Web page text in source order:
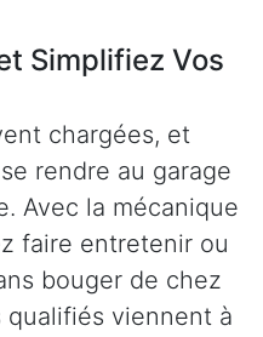
Simplifiez Vos
chargées, et
rendre au garage
Avec la mécanique
faire entretenir ou
bouger de chez
qualifiés viennent à